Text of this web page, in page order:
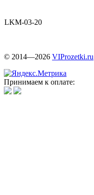
LKM-03-20
© 2014—2026 VIProzetki.ru
Принимаем к оплате: